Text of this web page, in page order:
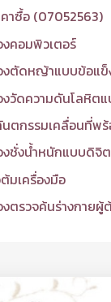
คาซื้อ (07052563)
คอมพิวเตอร์
งตัดหญ้าแบบข้อแข็
วัดความดันโลหิต
กรรมเคลื่อนที่พร้
งชั่งน้ำหนักแบบดิ
มเครื่องมือ
ตรวจค้นร่างกาย